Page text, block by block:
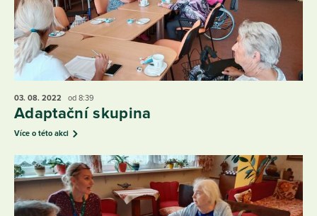
03. 08. 2022 od 8:39
Adaptační skupina
Více o této akci